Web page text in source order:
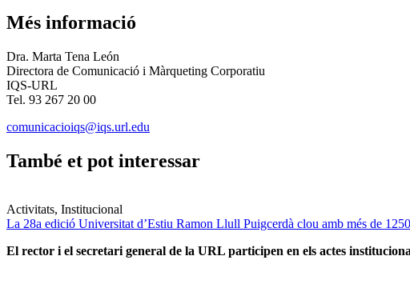
Més informació
Dra. Marta Tena León
Directora de Comunicació i Màrqueting Corporatiu
IQS-URL
Tel. 93 267 20 00
comunicacioiqs@iqs.url.edu
També et pot interessar
Activitats, Institucional
La 28a edició Universitat d’Estiu Ramon Llull Puigcerdà clou amb més de
El rector i el secretari general de la URL participen en els actes